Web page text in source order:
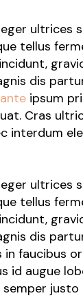
ultrices
tellus
dis
ipsum
Cras
interdum
ultrices
tellus
dis
faucibus
augue